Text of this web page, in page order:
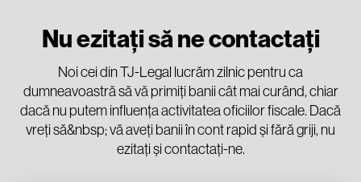
Nu ezitați să ne contactați
Noi cei din TJ-Legal lucrăm zilnic pentru ca
dumneavoastră să vă primiți banii cât mai curând, chiar
dacă nu putem influența activitatea oficiilor fiscale. Dacă
vreți să&nbsp; vă aveți banii în cont rapid și fără griji, nu
ezitați și contactați-ne.